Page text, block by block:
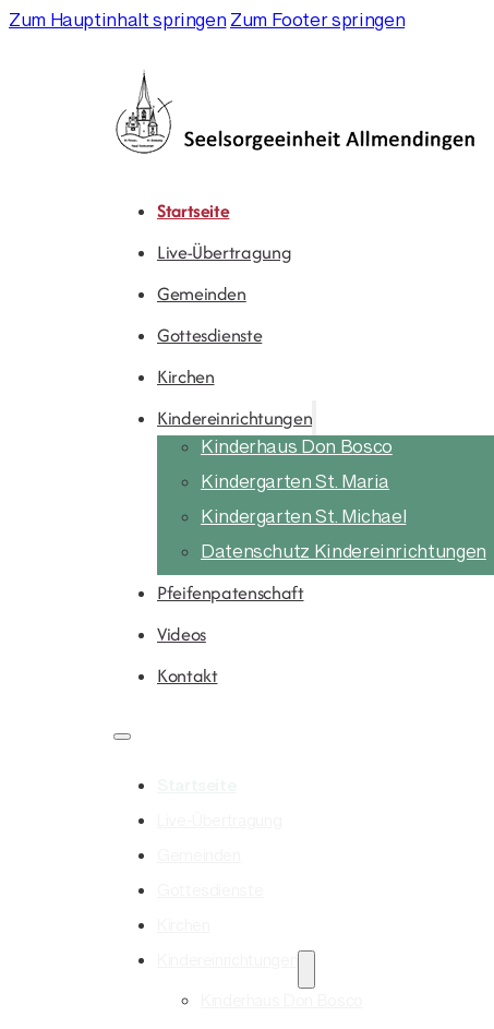
Zum Hauptinhalt springenZum Footer springen
Startseite
Live-Übertragung
Gemeinden
Gottesdienste
Kirchen
Kindereinrichtungen
Kinderhaus Don Bosco
Kindergarten St. Maria
Kindergarten St. Michael
Datenschutz Kindereinrichtungen
Pfeifenpatenschaft
Videos
Kontakt